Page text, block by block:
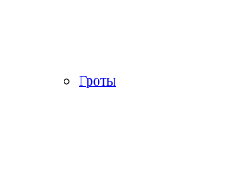
Гроты